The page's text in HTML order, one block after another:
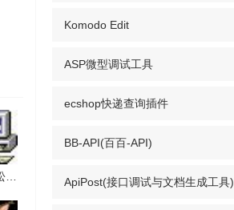
Komodo Edit
ASP微型调试工具
ecshop快递查询插件
BB-API(百百-API)
ApiPost(接口调试与文档生成工具)